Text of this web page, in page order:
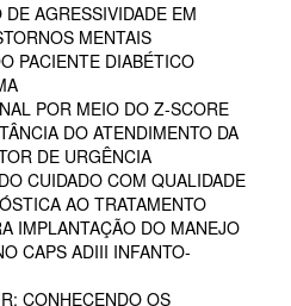
AGRESSIVIDADE EM
MENTAIS
PACIENTE DIABÉTICO
POR MEIO DO Z-SCORE
DO ATENDIMENTO DA
DE URGÊNCIA
CUIDADO COM QUALIDADE
AO TRATAMENTO
IMPLANTAÇÃO DO MANEJO
CAPS ADIII INFANTO-
CONHECENDO OS